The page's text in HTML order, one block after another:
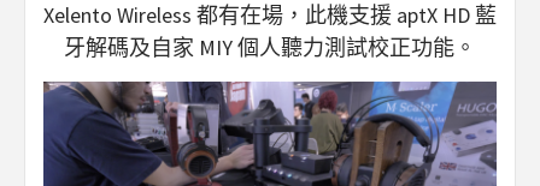
Xelento Wireless 都有在場，此機支援 aptX HD 藍
牙解碼及自家 MIY 個人聽力測試校正功能。